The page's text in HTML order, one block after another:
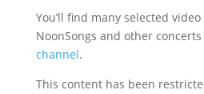
You’ll find many selected
NoonSongs and other
channel.
This content has been